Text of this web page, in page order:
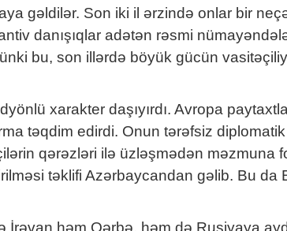
gəldilər. Son iki il ərzində onlar bir
danışıqlar adətən rəsmi
bu, son illərdə böyük gücün
xarakter daşıyırdı. Avropa
təqdim edirdi. Onun tərəfsiz diplomatik
qərəzləri ilə üzləşmədən
təklifi Azərbaycandan gəlib. Bu da
İrəvan həm Qərbə, həm də Rusiyaya